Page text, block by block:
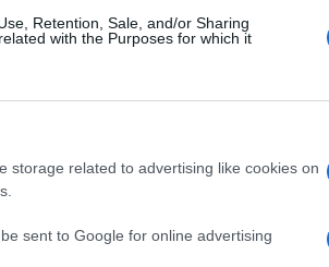
Retention, Sale, and/or Sharing
with the Purposes for which it
storage related to advertising like cookies on
sent to Google for online advertising